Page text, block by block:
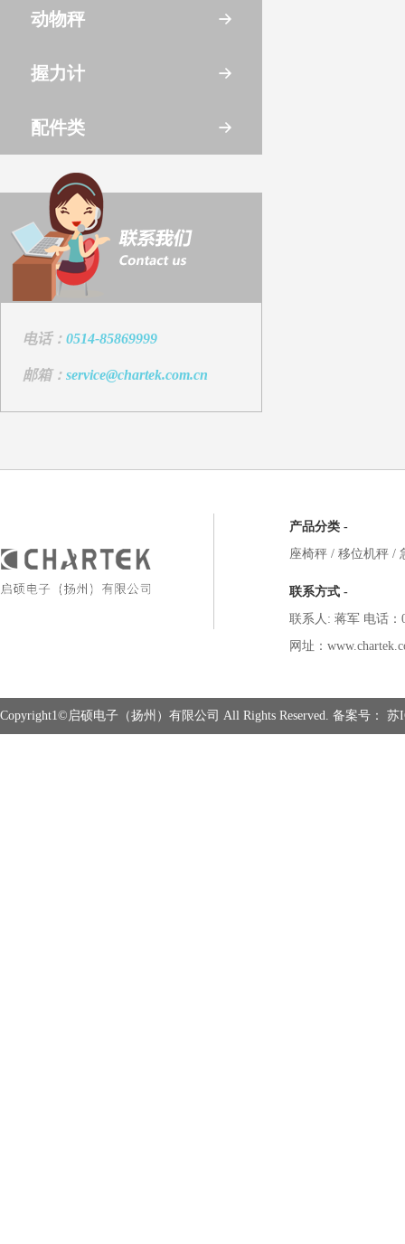
动物秤
握力计
配件类
电话： 0514-85869999
邮箱： service@chartek.com.cn
产品分类 -
座椅秤 / 移位机秤 /
联系方式 -
联系人: 蒋军 电话：
网址：
Copyright1©启硕电子（扬州）有限公司 All Rights Reserved. 备案号： 苏